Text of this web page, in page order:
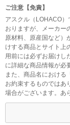
ご注意【免責】
アスクル（LOHACO
おりますが、メーカー
原材料、原産国など）
けする商品とサイト上
用前には必ずお届けし
に詳細な商品情報が必
また、商品名における
お約束するものではあ
場合がございます。あ